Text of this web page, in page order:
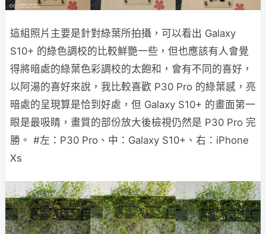
這組照片主要是針對綠葉所拍攝，可以看出 Galaxy
S10+ 的綠色調校的比較鮮艷一些，但也應該有人會覺
得將暗處的綠葉色彩調校的太飽和，會有不同的喜好，
以阿湯的喜好來說，我比較喜歡 P30 Pro 的綠葉感，亮
暗處的呈現算是恰到好處，但 Galaxy S10+ 的畫面第一
眼是最吸睛，畫質的部份放大後檢視仍然是 P30 Pro 完
勝。 #左：P30 Pro、中：Galaxy S10+、右：iPhone
Xs